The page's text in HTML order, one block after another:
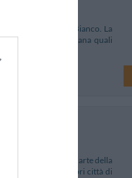
la città del Tartufo Bianco. La
d'arte della Toscana quali
principali città d'arte della
per visitare le celebri città di